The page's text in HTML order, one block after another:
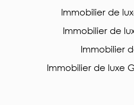
Immobilier de
Immobilier de
Immobilier
Immobilier de luxe